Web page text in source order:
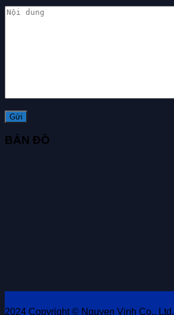
BẢN ĐỒ
2024 Copyright © Nguyen Vinh Co., Ltd.